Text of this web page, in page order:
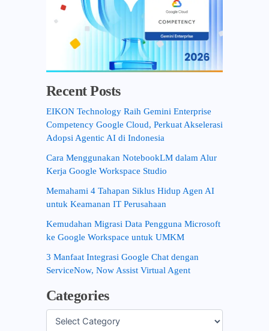
Recent Posts
EIKON Technology Raih Gemini Enterprise
Competency Google Cloud, Perkuat Akselerasi
Adopsi Agentic AI di Indonesia
Cara Menggunakan NotebookLM dalam Alur
Kerja Google Workspace Studio
Memahami 4 Tahapan Siklus Hidup Agen AI
untuk Keamanan IT Perusahaan
Kemudahan Migrasi Data Pengguna Microsoft
ke Google Workspace untuk UMKM
3 Manfaat Integrasi Google Chat dengan
ServiceNow, Now Assist Virtual Agent
Categories